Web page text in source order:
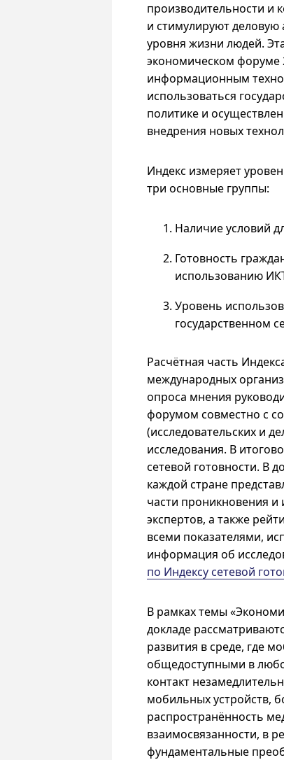
производительности и
и стимулируют
уровня жизни людей.
экономическом форуме
информационным
использоваться
политике и
внедрения новых
Индекс измеряет
три основные группы:
Наличие условий
Готовность
использованию
Уровень
государственном
Расчётная часть
международных
опроса мнения
форумом совместно с
(исследовательских и
исследования. В
сетевой готовности. В
каждой стране
части проникновения и
экспертов, а также
всеми показателями,
информация об
по Индексу сетевой
В рамках темы
докладе
развития в среде, где
общедоступными в
контакт
мобильных устройств,
распространённость
взаимосвязанности, в
фундаментальные